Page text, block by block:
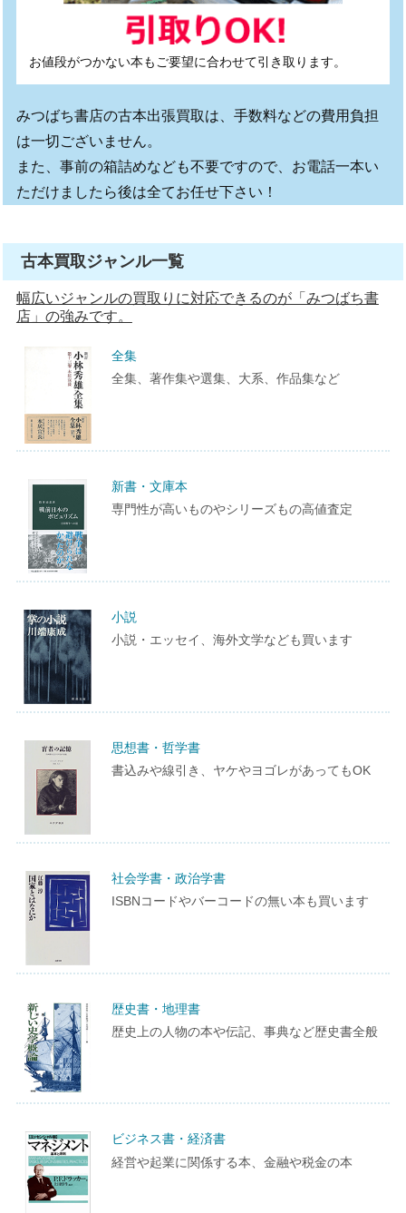
お値段がつかない本もご要望に合わせて引き取ります。
みつばち書店の古本出張買取は、手数料などの費用負担
は一切ございません。
また、事前の箱詰めなども不要ですので、お電話一本い
ただけましたら後は全てお任せ下さい！
古本買取ジャンル一覧
幅広いジャンルの買取りに対応できるのが「みつばち書
店」の強みです。
全集
全集、著作集や選集、大系、作品集など
新書・文庫本
専門性が高いものやシリーズもの高値査定
小説
小説・エッセイ、海外文学なども買います
思想書・哲学書
書込みや線引き、ヤケやヨゴレがあってもOK
社会学書・政治学書
ISBNコードやバーコードの無い本も買います
歴史書・地理書
歴史上の人物の本や伝記、事典など歴史書全般
ビジネス書・経済書
経営や起業に関係する本、金融や税金の本